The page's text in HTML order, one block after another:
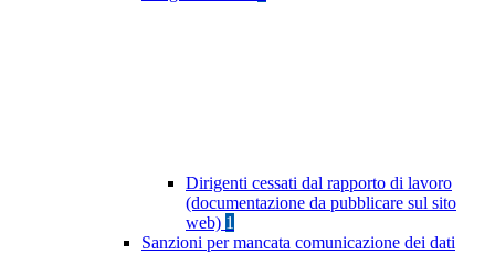
Dirigenti cessati dal rapporto di lavoro
(documentazione da pubblicare sul sito
web) 1
Sanzioni per mancata comunicazione dei dati